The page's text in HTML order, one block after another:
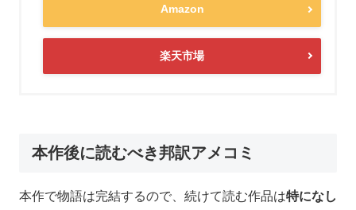
Amazon
楽天市場
本作後に読むべき邦訳アメコミ
本作で物語は完結するので、続けて読む作品は特になし